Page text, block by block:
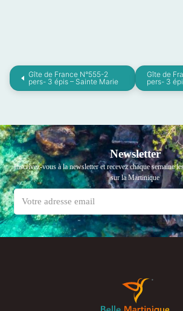
Gîte de France N°555-2
pers- 3 épis – Sainte Marie
Gîte de
pers- 3
Newsletter
Inscrivez-vous à la newsletter et recevez chaque semaine
sur la Martinique